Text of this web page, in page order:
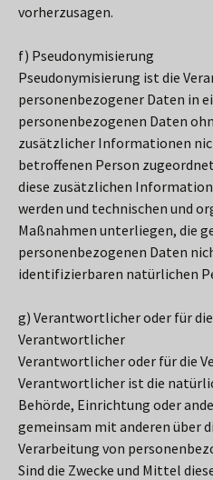
vorherzusagen.
f) Pseudonymisierung
Pseudonymisierung ist die
personenbezogener Daten in
personenbezogenen Daten
zusätzlicher Informationen
betroffenen Person
diese zusätzlichen
werden und technischen und
Maßnahmen unterliegen, die
personenbezogenen Daten
identifizierbaren natürlichen
g) Verantwortlicher oder für
Verantwortlicher
Verantwortlicher oder für die
Verantwortlicher ist die
Behörde, Einrichtung oder
gemeinsam mit anderen über
Verarbeitung von
Sind die Zwecke und Mittel